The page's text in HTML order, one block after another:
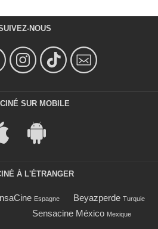
NOUS
SUR MOBILE
À L'ÉTRANGER
Espagne Beyazperde Turquie
Sensacine México Mexique